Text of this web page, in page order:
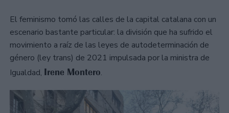
El feminismo tomó las calles de la capital catalana con un
escenario bastante particular: la división que ha sufrido el
movimiento a raíz de las leyes de autodeterminación de
género (ley trans) de 2021 impulsada por la ministra de
Igualdad, Irene Montero.